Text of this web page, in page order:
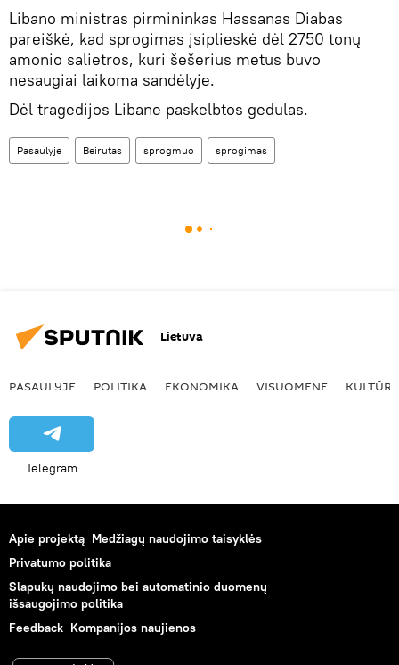
Libano ministras pirmininkas Hassanas Diabas
pareiškė, kad sprogimas įsiplieskė dėl 2750 tonų
amonio salietros, kuri šešerius metus buvo
nesaugiai laikoma sandėlyje.
Dėl tragedijos Libane paskelbtos gedulas.
Pasaulyje Beirutas sprogmuo sprogimas
Lietuva
PASAULYJE POLITIKA EKONOMIKA VISUOMENĖ KULTŪRA
Telegram
Apie projektą Medžiagų naudojimo taisyklės
Privatumo politika
Slapukų naudojimo bei automatinio duomenų
išsaugojimo politika
Feedback Kompanijos naujienos